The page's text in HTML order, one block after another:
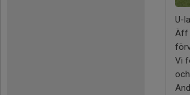
U-
Äff
Vi